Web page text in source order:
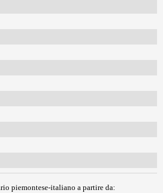
piemontese-italiano a partire da: